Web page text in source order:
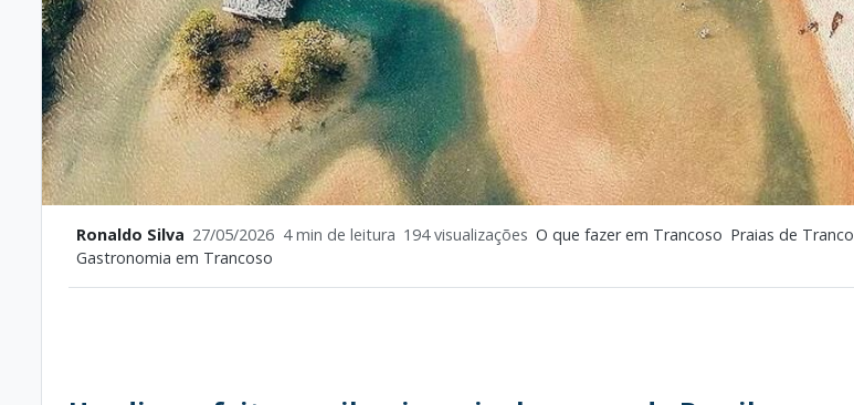
Ronaldo Silva 27/05/2026 4 min de leitura 194 visualizações O que fazer em Trancoso Praias de
Gastronomia em Trancoso